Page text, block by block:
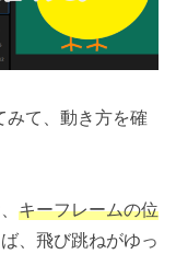
みて、動き方を確
キーフレームの位
、飛び跳ねがゆっ